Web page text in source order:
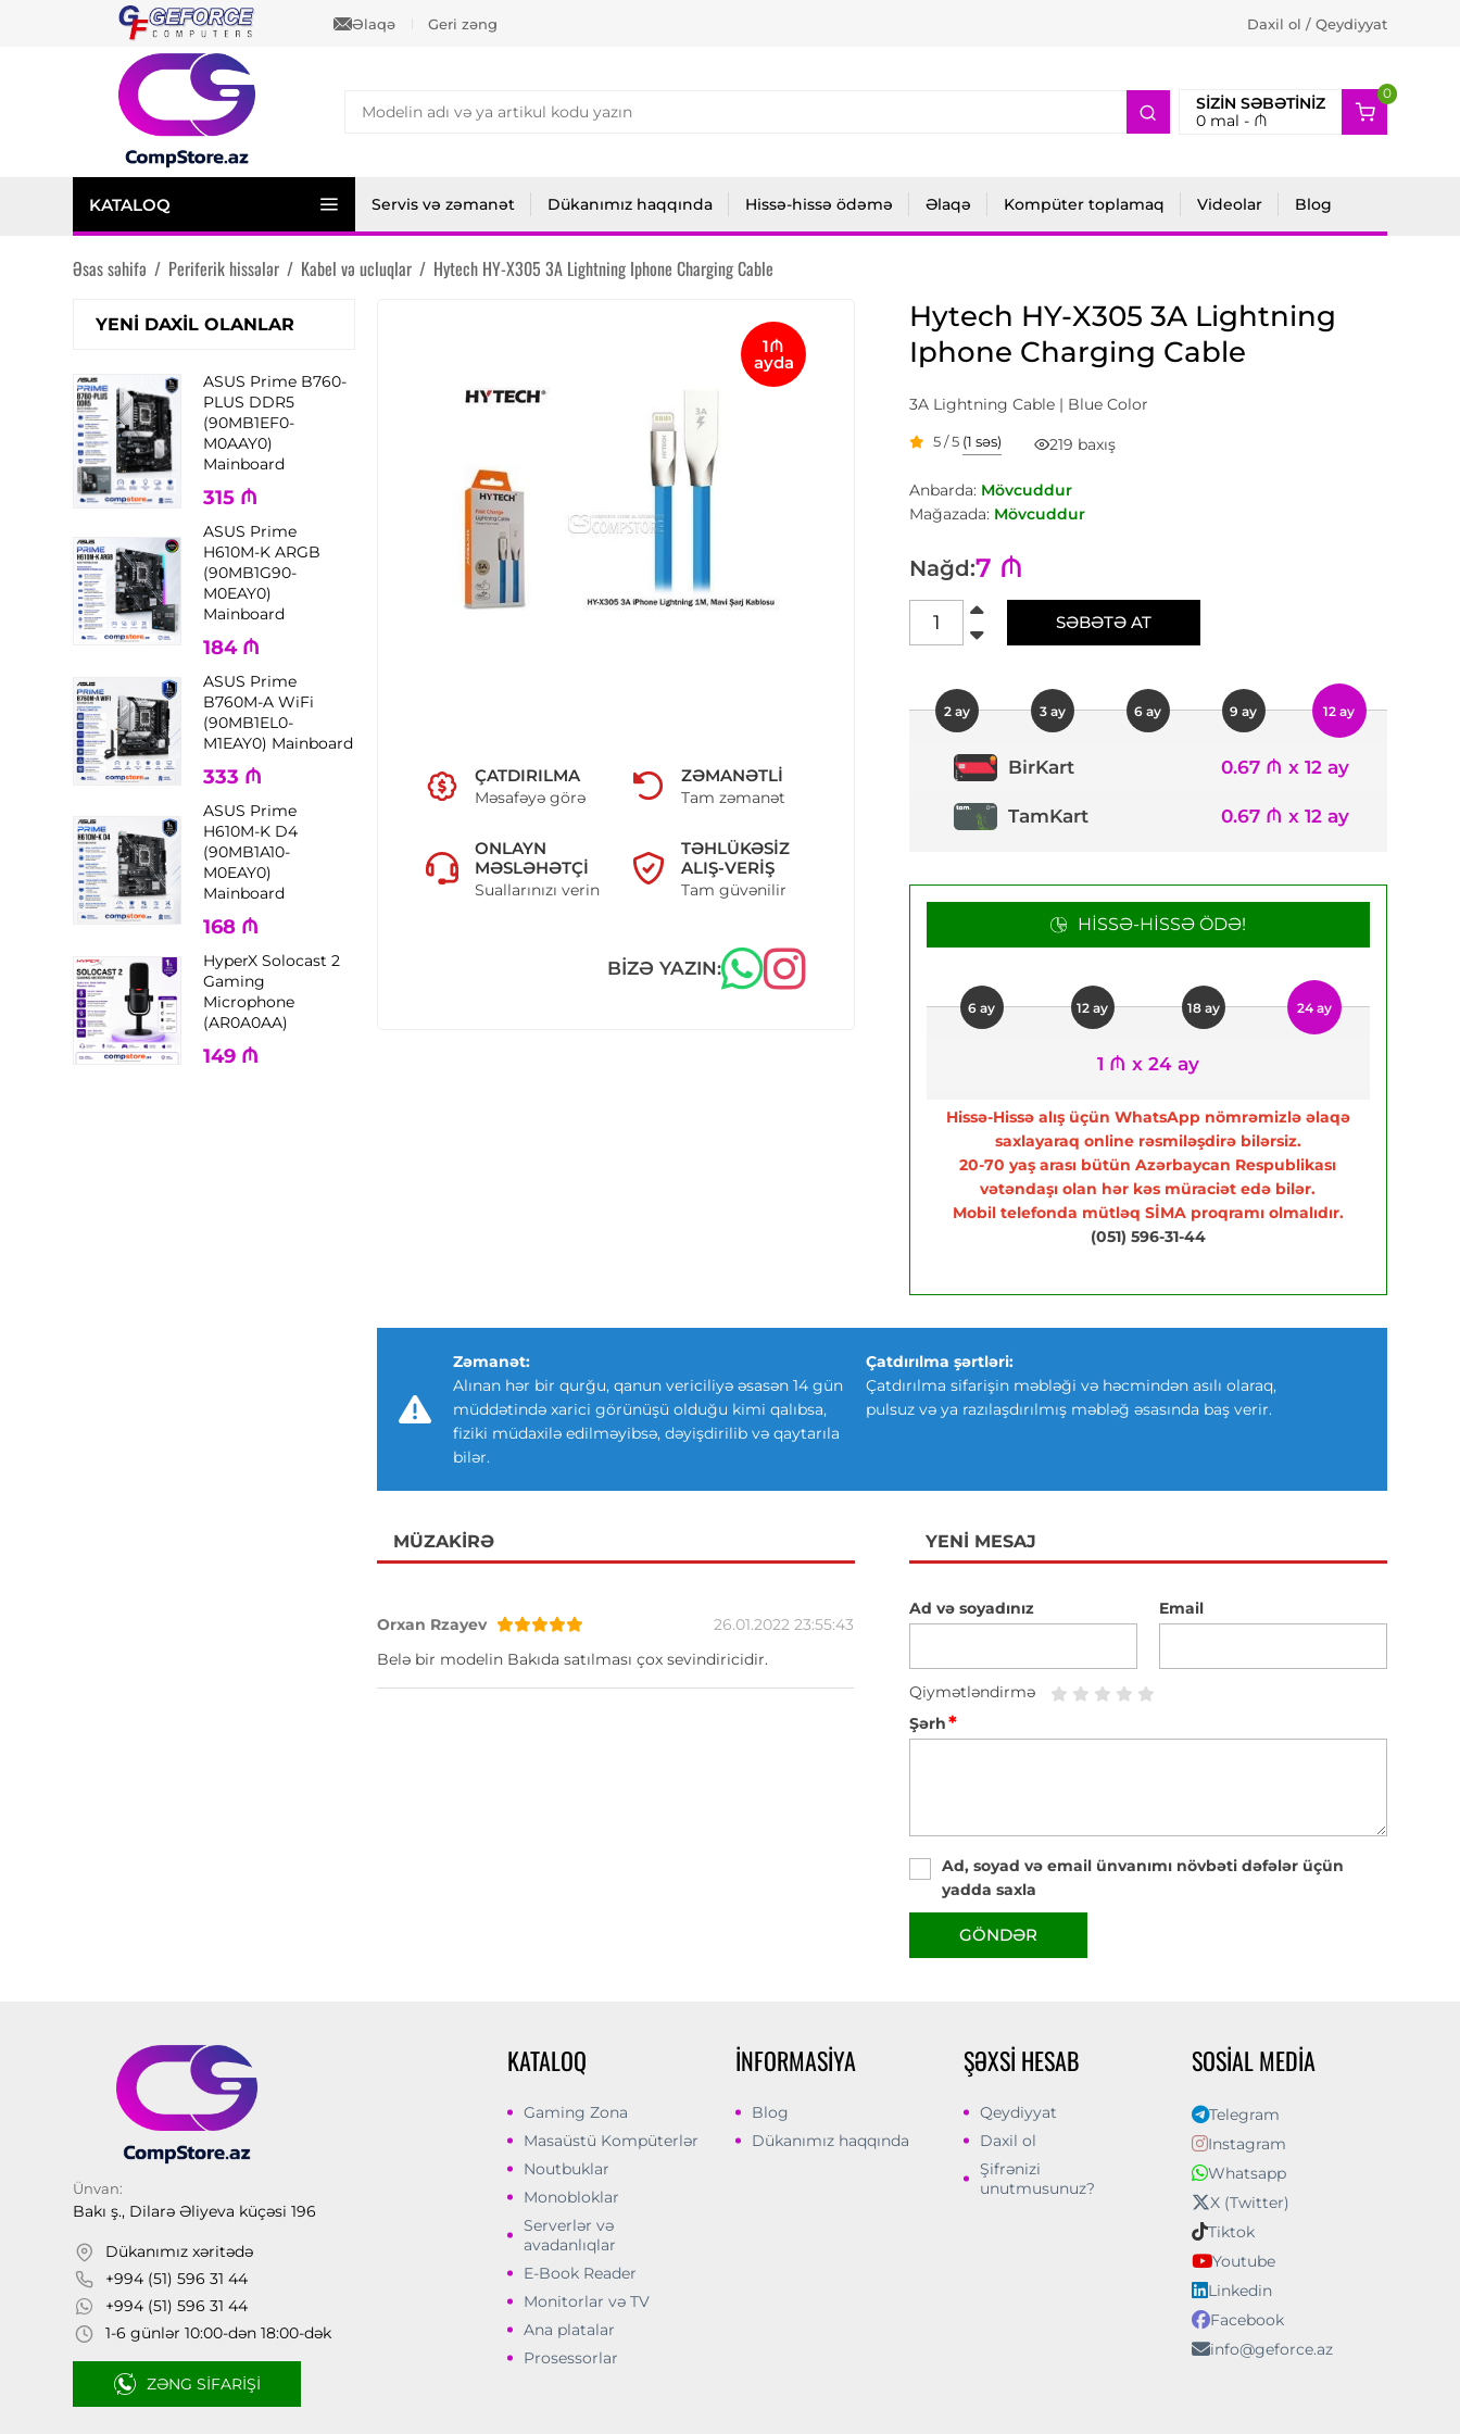
Əlaqə Geri zəng Daxil ol / Qeydiyyat
SIZIN SƏBƏTINIZ
0mal - ₼
0
2
KATALOQ Servis və zəmanət Dükanımız haqqında Hissə-hissə ödəmə Əlaqə Kompüter toplamaq Videolar Blog
Əsas səhifə / Periferik hissələr / Kabel və ucluqlar / Hytech HY-X305 3A Lightning Iphone Charging Cable
YENI DAXIL OLANLAR
ASUS Prime B760-
PLUS DDR5
(90MB1EF0-
M0AAY0)
Mainboard
315 ₼
ASUS Prime
H610M-K ARGB
(90MB1G90-
M0EAY0)
Mainboard
184 ₼
ASUS Prime
B760M-A WiFi
(90MB1EL0-
M1EAY0) Mainboard
333 ₼
ASUS Prime
H610M-K D4
(90MB1A10-
M0EAY0)
Mainboard
168 ₼
HyperX Solocast 2
Gaming
Microphone
(AR0A0AA)
149 ₼
1₼
ayda
ÇATDIRILMA
Məsafəyə görə
ZƏMANƏTLI
Tam zəmanət
ONLAYN
MƏSLƏHƏTÇI
Suallarınızı verin
TƏHLÜKƏSIZ
ALIŞ-VERIŞ
Tam güvənilir
BIZƏ YAZIN:
Hytech HY-X305 3A Lightning
Iphone Charging Cable
3A Lightning Cable | Blue Color
5 / 5 (1 səs) 219 baxış
Anbarda: Mövcuddur
Mağazada: Mövcuddur
Nağd:7 ₼
SƏBƏTƏ AT
2 ay 3 ay 6 ay 9 ay 12 ay
BirKart 0.67 ₼ x 12 ay
TamKart 0.67 ₼ x 12 ay
HISSƏ-HISSƏ ÖDƏ!
6 ay 12 ay 18 ay 24 ay
1 ₼ x 24 ay
Hissə-Hissə alış üçün WhatsApp nömrəmizlə əlaqə
saxlayaraq online rəsmiləşdirə bilərsiz.
20-70 yaş arası bütün Azərbaycan Respublikası
vətəndaşı olan hər kəs müraciət edə bilər.
Mobil telefonda mütləq SİMA proqramı olmalıdır.
(051) 596-31-44
Zəmanət:
Alınan hər bir qurğu, qanun vericiliyə əsasən 14 gün
müddətində xarici görünüşü olduğu kimi qalıbsa,
fiziki müdaxilə edilməyibsə, dəyişdirilib və qaytarıla
bilər.
Çatdırılma şərtləri:
Çatdırılma sifarişin məbləği və həcmindən asılı olaraq,
pulsuz və ya razılaşdırılmış məbləğ əsasında baş verir.
MÜZAKIRƏ
Orxan Rzayev
26.01.2022 23:55:43
Belə bir modelin Bakıda satılması çox sevindiricidir.
YENI MESAJ
Ad və soyadınız Email
Qiymətləndirmə
Şərh*
Ad, soyad və email ünvanımı növbəti dəfələr üçün
yadda saxla
GÖNDƏR
Ünvan:
Bakı ş., Dilarə Əliyeva küçəsi 196
Dükanımız xəritədə
+994 (51) 596 31 44
+994 (51) 596 31 44
1-6 günlər 10:00-dən 18:00-dək
ZƏNG SIFARIŞI
KATALOQ
Gaming Zona
Masaüstü Kompüterlər
Noutbuklar
Monobloklar
Serverlər və
avadanlıqlar
E-Book Reader
Monitorlar və TV
Ana platalar
Prosessorlar
İNFORMASIYA
Blog
Dükanımız haqqında
ŞƏXSI HESAB
Qeydiyyat
Daxil ol
Şifrənizi
unutmusunuz?
SOSIAL MEDIA
Telegram
Instagram
Whatsapp
X (Twitter)
Tiktok
Youtube
Linkedin
Facebook
info@geforce.az